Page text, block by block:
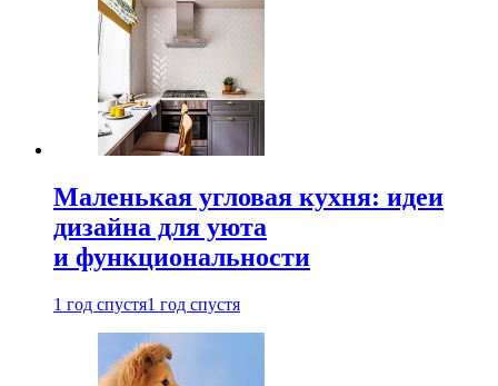
Маленькая угловая кухня: идеи
дизайна для уюта
и функциональности
1 год спустя1 год спустя